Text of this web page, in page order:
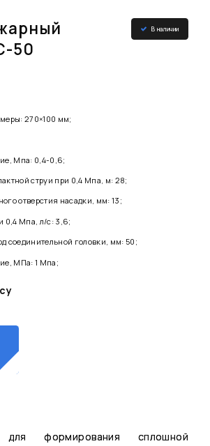
В наличии
50
270×100 мм;
Мпа: 0,4-0,6;
струи при 0,4 Мпа, м: 28;
отверстия насадки, мм: 13;
0,4 Мпа, л/с: 3,6;
соединительной головки, мм: 50;
МПа: 1 Мпа;
для формирования сплошной